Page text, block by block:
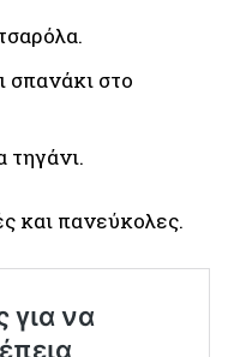
σπανάκι στο
τηγάνι.
και πανεύκολες.